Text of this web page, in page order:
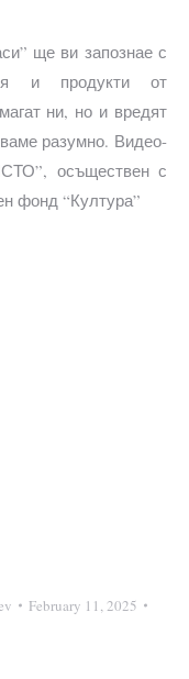
ще ви запознае с
и продукти от
ни, но и вредят
разумно. Видео-
осъществен с
фонд “Култура”
February 11, 2025